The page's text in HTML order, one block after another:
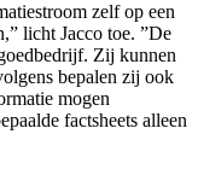
zelf op een
licht Jacco toe. ”De
Zij kunnen
bepalen zij ook
mogen
factsheets alleen